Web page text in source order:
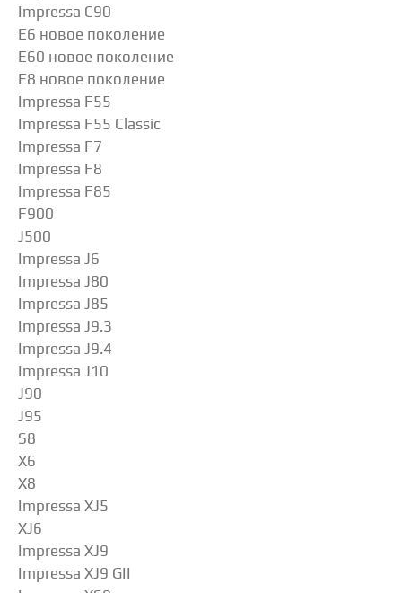
Impressa C90
E6 новое поколение
E60 новое поколение
E8 новое поколение
Impressa F55
Impressa F55 Classic
Impressa F7
Impressa F8
Impressa F85
F900
J500
Impressa J6
Impressa J80
Impressa J85
Impressa J9.3
Impressa J9.4
Impressa J10
J90
J95
S8
X6
X8
Impressa XJ5
XJ6
Impressa XJ9
Impressa XJ9 GII